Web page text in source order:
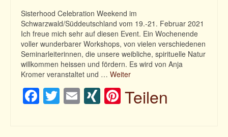
Sisterhood Celebration Weekend im
Schwarzwald/Süddeutschland vom 19.-21. Februar 2021
Ich freue mich sehr auf diesen Event. Ein Wochenende
voller wunderbarer Workshops, von vielen verschiedenen
Seminarleiterinnen, die unsere weibliche, spirituelle Natur
willkommen heissen und fördern. Es wird von Anja
Kromer veranstaltet und … Weiter
Facebook
Twitter
EmailXINGPinterest
Teilen